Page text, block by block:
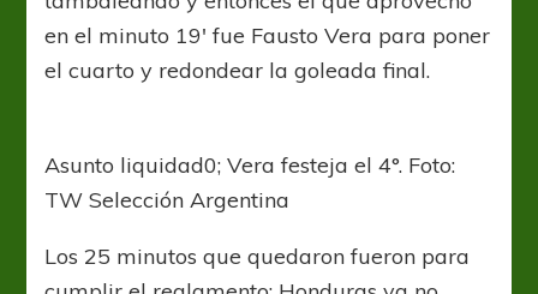
en el minuto 19′ fue Fausto Vera para poner
el cuarto y redondear la goleada final.
Asunto liquidad0; Vera festeja el 4°. Foto:
TW Selección Argentina
Los 25 minutos que quedaron fueron para